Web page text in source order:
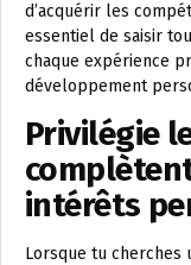
d’acquérir les
essentiel de saisir
chaque expérience
développement
Privilégie
intérêts
Lorsque tu cherches